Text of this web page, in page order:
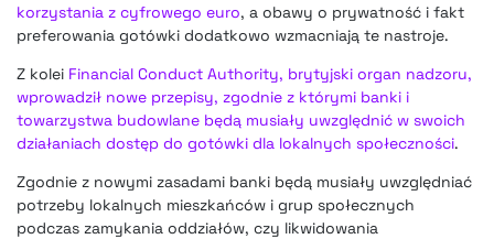
korzystania z cyfrowego euro, a obawy o prywatność i fakt
preferowania gotówki dodatkowo wzmacniają te nastroje.
Z kolei Financial Conduct Authority, brytyjski organ nadzoru,
wprowadził nowe przepisy, zgodnie z którymi banki i
towarzystwa budowlane będą musiały uwzględnić w swoich
działaniach dostęp do gotówki dla lokalnych społeczności.
Zgodnie z nowymi zasadami banki będą musiały uwzględniać
potrzeby lokalnych mieszkańców i grup społecznych
podczas zamykania oddziałów, czy likwidowania